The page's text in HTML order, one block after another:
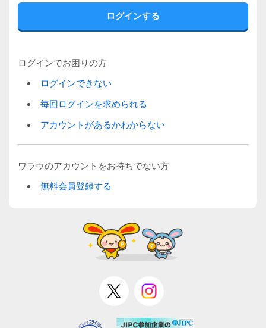
ログインでお困りの方
ログインできない
毎回ログインを求められる
アカウントがあるかわからない
ワラウのアカウントをお持ちでない方
無料会員登録する